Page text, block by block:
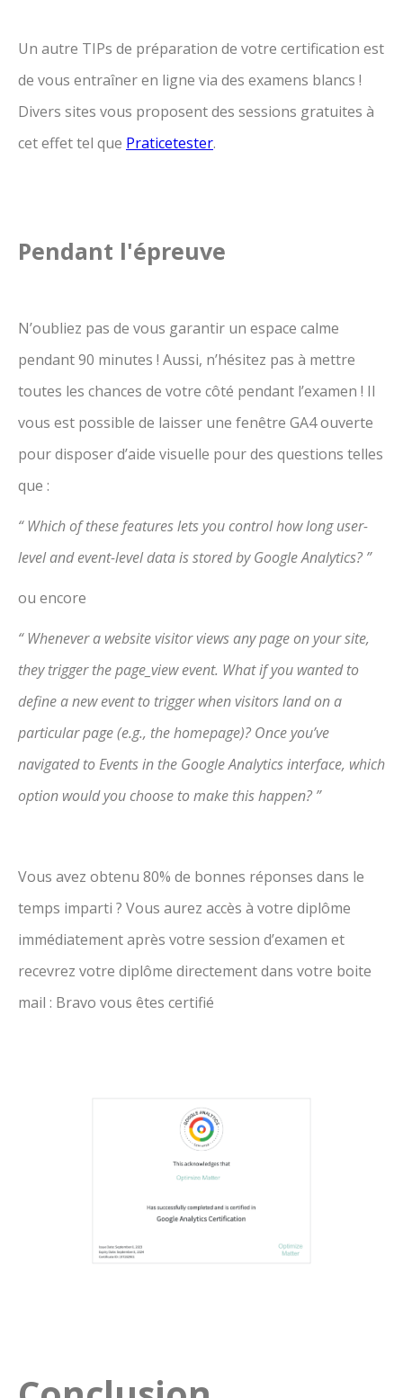
Un autre TIPs de préparation de votre certification est
de vous entraîner en ligne via des examens blancs !
Divers sites vous proposent des sessions gratuites à
cet effet tel que Praticetester.
Pendant l'épreuve
N’oubliez pas de vous garantir un espace calme
pendant 90 minutes ! Aussi, n’hésitez pas à mettre
toutes les chances de votre côté pendant l’examen ! Il
vous est possible de laisser une fenêtre GA4 ouverte
pour disposer d’aide visuelle pour des questions telles
que :
“ Which of these features lets you control how long user-
level and event-level data is stored by Google Analytics? ”
ou encore
“ Whenever a website visitor views any page on your site,
they trigger the page_view event. What if you wanted to
define a new event to trigger when visitors land on a
particular page (e.g., the homepage)? Once you’ve
navigated to Events in the Google Analytics interface, which
option would you choose to make this happen? ”
Vous avez obtenu 80% de bonnes réponses dans le
temps imparti ? Vous aurez accès à votre diplôme
immédiatement après votre session d’examen et
recevrez votre diplôme directement dans votre boite
mail : Bravo vous êtes certifié